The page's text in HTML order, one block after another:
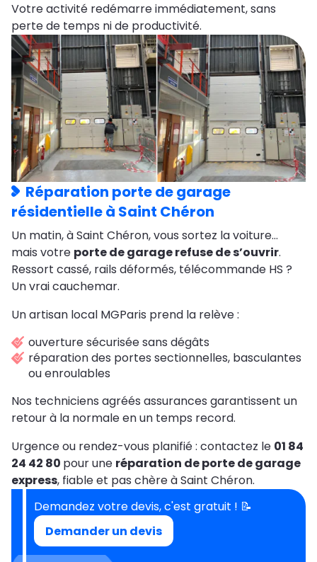
Votre activité redémarre immédiatement, sans
perte de temps ni de productivité.
Réparation porte de garage
résidentielle à Saint Chéron
Un matin, à Saint Chéron, vous sortez la voiture…
mais votre porte de garage refuse de s’ouvrir.
Ressort cassé, rails déformés, télécommande HS ?
Un vrai cauchemar.
Un artisan local MGParis prend la relève :
ouverture sécurisée sans dégâts
réparation des portes sectionnelles, basculantes
ou enroulables
Nos techniciens agréés assurances garantissent un
retour à la normale en un temps record.
Urgence ou rendez-vous planifié : contactez le 01 84
24 42 80 pour une réparation de porte de garage
express, fiable et pas chère à Saint Chéron.
Demandez votre devis, c'est gratuit ! 📝
Demander un devis